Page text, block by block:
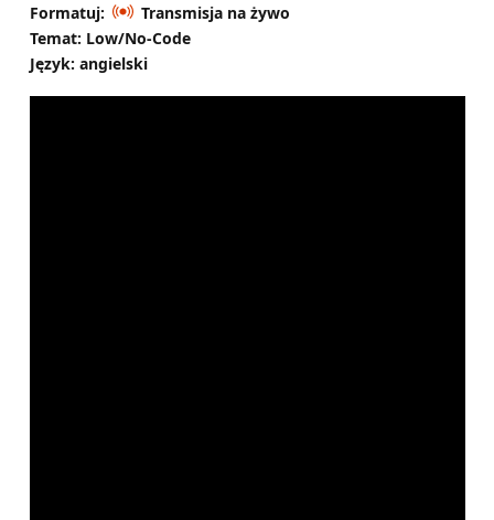
Formatuj:
Transmisja na żywo
Temat: Low/No-Code
Język: angielski